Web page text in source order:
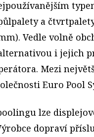
a
Vedle volně
i jejich
Mezi
Euro Pool
lze
dopraví